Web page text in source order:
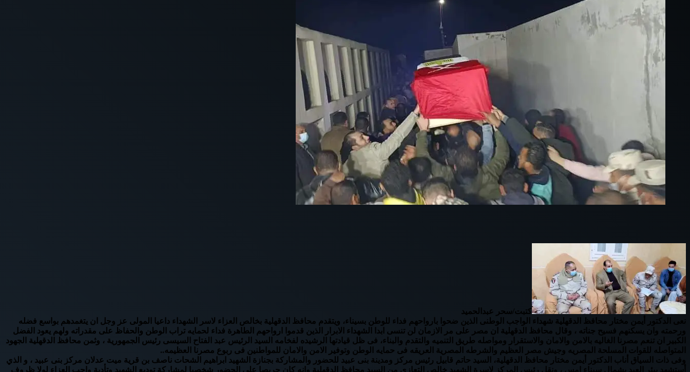
كتبت/سحر عبدالحميد
نعى الدكتور أيمن مختار محافظ الدقهلية شهداء الواجب الوطنى الذين ضحوا بارواحهم فداء للوطن بسيناء، ويتقدم محافظ الدقهلية بخالص العزاء لاسر الشهداء داعيا المولى عز وجل ان يتغمدهم بواسع فضله
ورحمته وان يسكنهم فسيح جناته ، وقال محافظ الدقهلية ان مصر على مر الازمان لن تنسى ابدا الشهداء الابرار الذين قدموا ارواحهم الطاهرة فداء لحمايه تراب الوطن والحفاظ على مقدراته ولهم يعود الفضل
الكبير ان تنعم مصرنا الغاليه بالامن والامان والاستقرار ومواصله طريق التنميه والتقدم والبناء، فى ظل قيادتها الرشيده لفخامه السيد الرئيس عبد الفتاح السيسى رئيس الجمهورية ، وثمن محافظ الدقهلية الجهود
المتواصله للقوات المسلحة المصريه وجيش مصر العظيم والشرطه المصرية العريقه فى حمايه الوطن وتوفير الامن والامان للمواطنين فى ربوع مصرنا العظيمه..
وفى ذات السياق أناب الدكتور أيمن مختار محافظ الدقهلية، السيد حاتم قابيل رئيس مركز ومدينة بنى عبيد للحضور والمشاركة بجنازة الشهيد ابراهيم الشحات ناصف بن قرية ميت عدلان مركز بنى عبيد ، و الذي
أستشهد ببئر العبد بشمال سيناء امس ، ونقل رئيس المركز لاسرة الشهيد خالص التعازى من السيد محافظ الدقهلية وانه كان حريصا على الحضور شخصيا لمشاركة توديع الشهيد وتأدية واجب العزاء لولا ظروف